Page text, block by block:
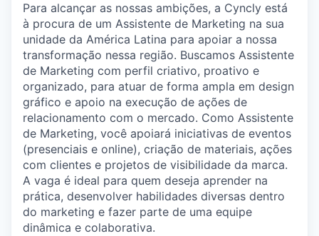
Para alcançar as nossas ambições, a Cyncly está
à procura de um Assistente de Marketing na sua
unidade da América Latina para apoiar a nossa
transformação nessa região. Buscamos Assistente
de Marketing com perfil criativo, proativo e
organizado, para atuar de forma ampla em design
gráfico e apoio na execução de ações de
relacionamento com o mercado. Como Assistente
de Marketing, você apoiará iniciativas de eventos
(presenciais e online), criação de materiais, ações
com clientes e projetos de visibilidade da marca.
A vaga é ideal para quem deseja aprender na
prática, desenvolver habilidades diversas dentro
do marketing e fazer parte de uma equipe
dinâmica e colaborativa.